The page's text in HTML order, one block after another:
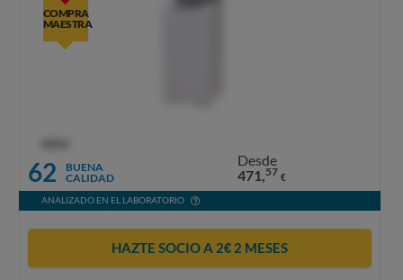
COMPRA
MAESTRA
62
BUENA
CALIDAD
Desde
471,57 €
ANALIZADO EN EL LABORATORIO
HAZTE SOCIO A 2€ 2 MESES